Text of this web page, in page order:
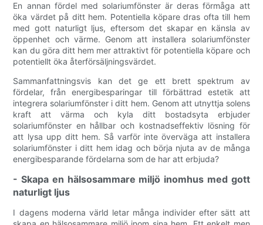
En annan fördel med solariumfönster är deras förmåga att
öka värdet på ditt hem. Potentiella köpare dras ofta till hem
med gott naturligt ljus, eftersom det skapar en känsla av
öppenhet och värme. Genom att installera solariumfönster
kan du göra ditt hem mer attraktivt för potentiella köpare och
potentiellt öka återförsäljningsvärdet.
Sammanfattningsvis kan det ge ett brett spektrum av
fördelar, från energibesparingar till förbättrad estetik att
integrera solariumfönster i ditt hem. Genom att utnyttja solens
kraft att värma och kyla ditt bostadsyta erbjuder
solariumfönster en hållbar och kostnadseffektiv lösning för
att lysa upp ditt hem. Så varför inte överväga att installera
solariumfönster i ditt hem idag och börja njuta av de många
energibesparande fördelarna som de har att erbjuda?
- Skapa en hälsosammare miljö inomhus med gott
naturligt ljus
I dagens moderna värld letar många individer efter sätt att